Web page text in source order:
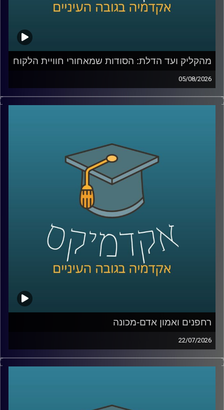
מהקליק ועד הדלת: הסודות שמאחורי חוויית הלקוח
05/08/2026
כולנו מזמינים היום כמעט הכול בלחיצת כפתור, אוכל, בגדים,
תרופות, אפילו את הקניות לסוף השבוע. אבל כמה מאיתנו
שגורמת לנו לחזור שוב ושוב, ואיך משלבים בין טכנולוגיה,
דאטה, לוגיסטיקה ובעיקר הבנה של בני אדם?
כדי לדבר על כל זה נמצא איתי היום צביקה ביידא, לשעבר
נדבר על מה באמת עומד מאחורי חוויית לקוח טובה, איך
ארגונים חושבים על חדשנות, ואיך בינה מלאכותית הולכת
לשנות את הדרך שבה כולנו קונים, עובדים ומקבלים החלטות
קרדיט תמונות:AudioVersity
רחפנים ואמון אדם-מכונה
22/07/2026
אם לפני עשור היינו אומרים את המילה “רחפן”, כנראה שהיינו
חושבים על צילום מהאוויר או על גאדג’ט מגניב. היום התמונה
ובמקרים מסוימים אפילו מסוגלים לבצע חלק מהמשימות